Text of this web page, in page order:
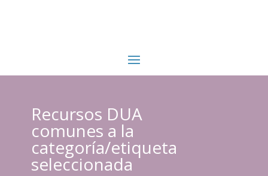
Recursos DUA
comunes a la
categoría/etiqueta
seleccionada